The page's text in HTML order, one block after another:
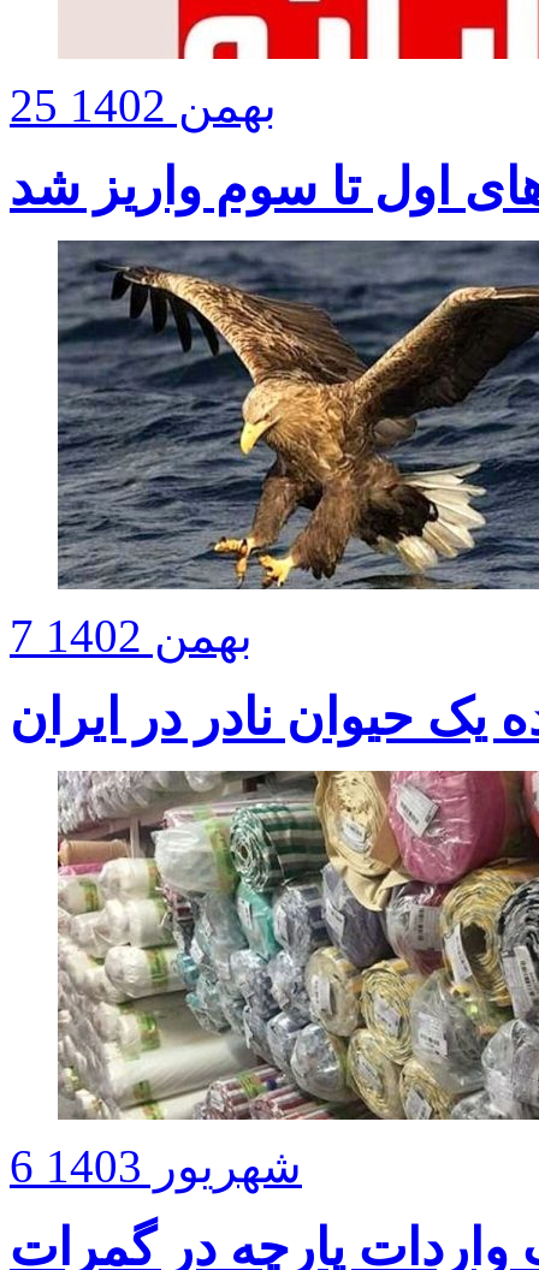
25 بهمن 1402
اول تا سوم واریز شد
7 بهمن 1402
یک حیوان نادر در ایران
6 شهریور 1403
پارچه در گمرات